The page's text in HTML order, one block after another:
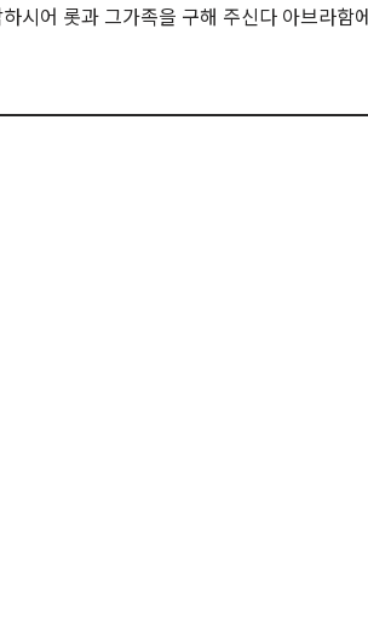
시어 롯과 그가족을 구해 주신다 아브라함